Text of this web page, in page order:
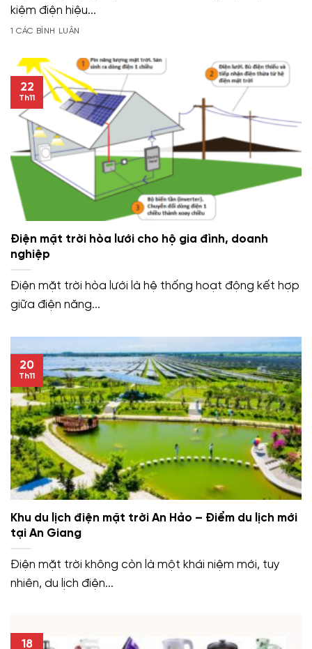
kiệm điện hiệu...
1 CÁC BÌNH LUẬN
Điện mặt trời hòa lưới cho hộ gia đình, doanh
nghiệp
Điện mặt trời hòa lưới là hệ thống hoạt động kết hợp
giữa điện năng...
22
Th11
Khu du lịch điện mặt trời An Hảo – Điểm du lịch mới
tại An Giang
Điện mặt trời không còn là một khái niệm mới, tuy
nhiên, du lịch điện...
20
Th11
18